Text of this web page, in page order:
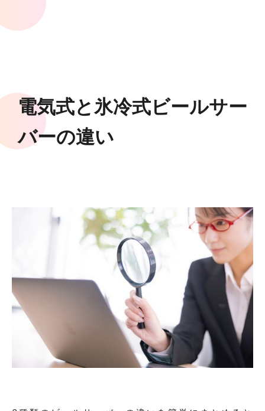
電気式と氷冷式ビールサー
バーの違い